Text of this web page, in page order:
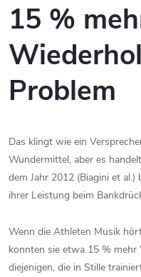
15 %
Problem
Das klingt wie ein
Wundermittel, aber es
dem Jahr 2012 (Biagini et
ihrer Leistung beim
Wenn die Athleten Musik
konnten sie etwa 15 %
diejenigen, die in Stille